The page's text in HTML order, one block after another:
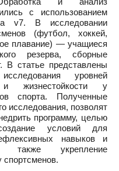
с использованием
v7. В исследовании
(футбол, хоккей,
плавание) — учащиеся
резерва, сборные
В статье представлены
уровней
и жизнестойкости у
спорта. Полученные
исследования, позволят
программу, целью
условий для
навыков и
укрепление
спортсменов.